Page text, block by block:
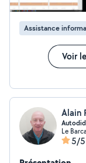
Assistance
Voir
Alain
Le
5/5